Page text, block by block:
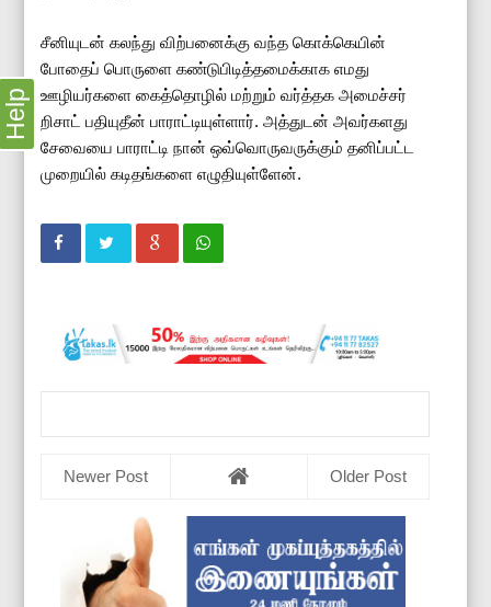
சீனியுடன் கலந்து விற்பனைக்கு வந்த கொக்கெயின்
போதைப் பொருளை கண்டுபிடித்தமைக்காக எமது
ஊழியர்களை கைத்தொழில் மற்றும் வர்த்தக அமைச்சர்
றிசாட் பதியுதீன் பாராட்டியுள்ளார். அத்துடன் அவர்களது
சேவையை பாராட்டி நான் ஒவ்வொருவருக்கும் தனிப்பட்ட
முறையில் கடிதங்களை எழுதியுள்ளேன்.
Newer Post Older Post
Help